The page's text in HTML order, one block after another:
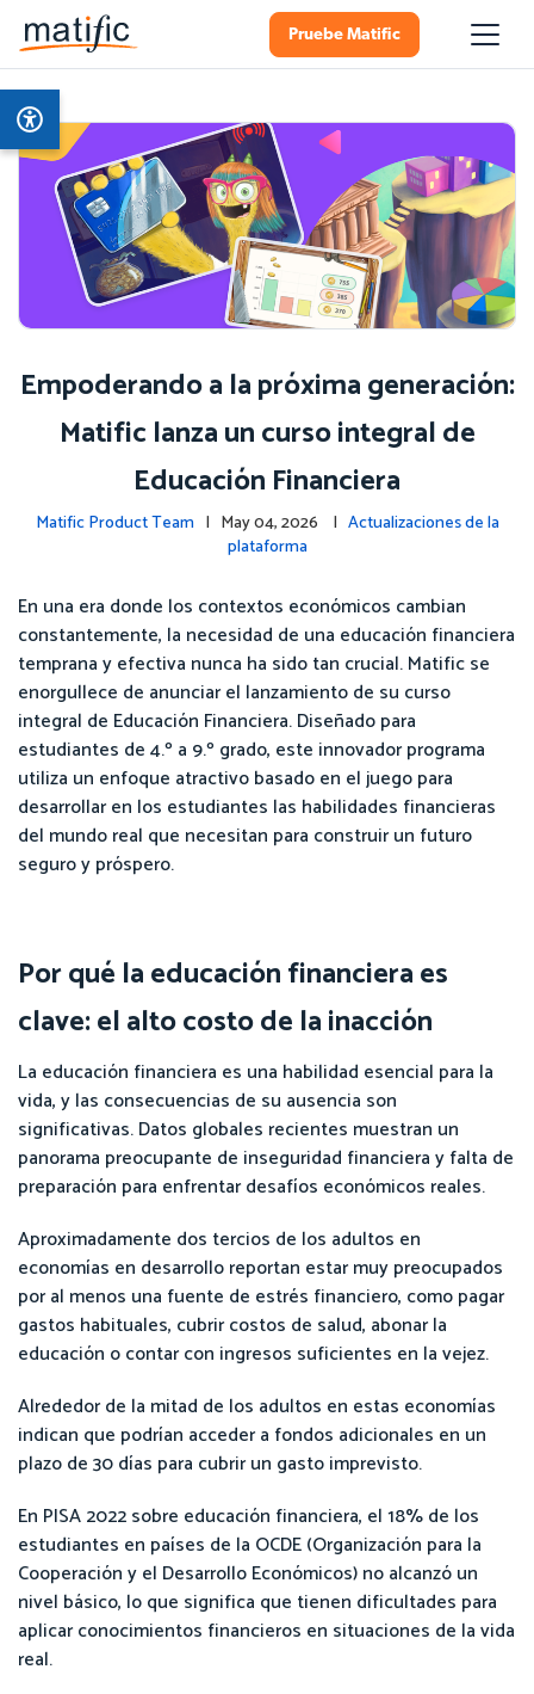
Pruebe Matific
Empoderando a la próxima generación:
Matific lanza un curso integral de
Educación Financiera
Matific Product Team | May 04, 2026 | Actualizaciones de la
plataforma
En una era donde los contextos económicos cambian
constantemente, la necesidad de una educación financiera
temprana y efectiva nunca ha sido tan crucial. Matific se
enorgullece de anunciar el lanzamiento de su curso
integral de Educación Financiera. Diseñado para
estudiantes de 4.º a 9.º grado, este innovador programa
utiliza un enfoque atractivo basado en el juego para
desarrollar en los estudiantes las habilidades financieras
del mundo real que necesitan para construir un futuro
seguro y próspero.
Por qué la educación financiera es
clave: el alto costo de la inacción
La educación financiera es una habilidad esencial para la
vida, y las consecuencias de su ausencia son
significativas. Datos globales recientes muestran un
panorama preocupante de inseguridad financiera y falta de
preparación para enfrentar desafíos económicos reales.
Aproximadamente dos tercios de los adultos en
economías en desarrollo reportan estar muy preocupados
por al menos una fuente de estrés financiero, como pagar
gastos habituales, cubrir costos de salud, abonar la
educación o contar con ingresos suficientes en la vejez.
Alrededor de la mitad de los adultos en estas economías
indican que podrían acceder a fondos adicionales en un
plazo de 30 días para cubrir un gasto imprevisto.
En PISA 2022 sobre educación financiera, el 18% de los
estudiantes en países de la OCDE (Organización para la
Cooperación y el Desarrollo Económicos) no alcanzó un
nivel básico, lo que significa que tienen dificultades para
aplicar conocimientos financieros en situaciones de la vida
real.